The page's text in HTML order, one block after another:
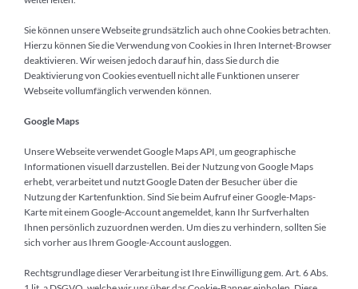
Sie können unsere Webseite grundsätzlich auch ohne Cookies betrachten.
Hierzu können Sie die Verwendung von Cookies in Ihren Internet-Browser
deaktivieren. Wir weisen jedoch darauf hin, dass Sie durch die
Deaktivierung von Cookies eventuell nicht alle Funktionen unserer
Webseite vollumfänglich verwenden können.
Google Maps
Unsere Webseite verwendet Google Maps API, um geographische
Informationen visuell darzustellen. Bei der Nutzung von Google Maps
erhebt, verarbeitet und nutzt Google Daten der Besucher über die
Nutzung der Kartenfunktion. Sind Sie beim Aufruf einer Google-Maps-
Karte mit einem Google-Account angemeldet, kann Ihr Surfverhalten
Ihnen persönlich zuzuordnen werden. Um dies zu verhindern, sollten Sie
sich vorher aus Ihrem Google-Account ausloggen.
Rechtsgrundlage dieser Verarbeitung ist Ihre Einwilligung gem. Art. 6 Abs.